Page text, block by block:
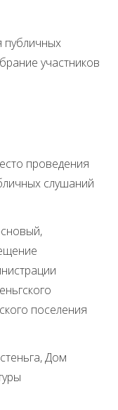
участников
проведения
слушаний
поселения
Дом